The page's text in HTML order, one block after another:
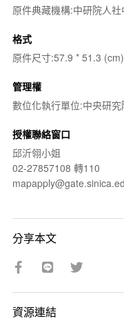
原件典藏機構:中研院人社
格式
原件尺寸:57.9 * 51.3 (cm)
管理權
數位化執行單位:中央研
授權聯絡窗口
邱沂翎小姐
02-27857108 轉110
分享本文
資源連結